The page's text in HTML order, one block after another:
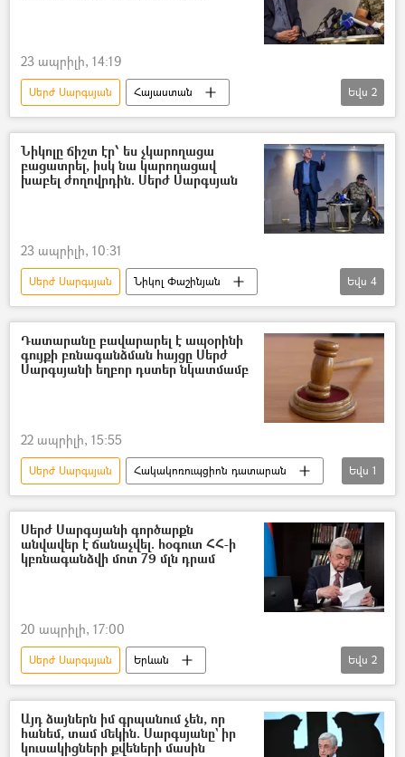
23 ապրիլի, 14:19
Սերժ Սարգսյան
Հայաստան
Նիկոլ Փաշինյան
«Ղարաբաղ» կոմիտե
Եվս 2
Նիկոլը ճիշտ էր՝ ես չկարողացա
բացատրել, իսկ նա կարողացավ
խաբել ժողովրդին. Սերժ Սարգսյան
23 ապրիլի, 10:31
Սերժ Սարգսյան
Նիկոլ Փաշինյան
Հայաստան
Հայաստանի Հանրապետական կուսակցություն (ՀՀԿ)
Ընտրություններ
Եվս 4
Դատարանը բավարարել է ապօրինի
գույքի բռնագանձման հայցը Սերժ
Սարգսյանի եղբոր դստեր նկատմամբ
22 ապրիլի, 15:55
Սերժ Սարգսյան
Հակակոռուպցիոն դատարան
բռնագանձում
Եվս 1
Սերժ Սարգսյանի գործարքն
անվավեր է ճանաչվել. հօգուտ ՀՀ-ի
կբռնագանձվի մոտ 79 մլն դրամ
20 ապրիլի, 17:00
Սերժ Սարգսյան
Երևան
ՀՀ դատախազություն
բռնագանձում
Եվս 2
Այդ ձայներն իմ գրպանում չեն, որ
հանեմ, տամ մեկին. Սարգսյանը` իր
կուսակիցների քվեների մասին